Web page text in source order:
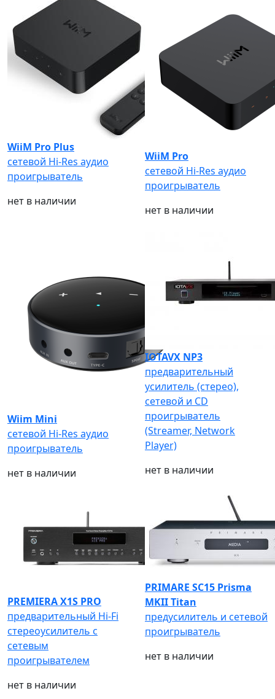
WiiM Pro Plus
сетевой Hi-Res аудио
проигрыватель
нет в наличии
WiiM Pro
сетевой Hi-Res аудио
проигрыватель
нет в наличии
Wiim Mini
сетевой Hi-Res аудио
проигрыватель
нет в наличии
IOTAVX NP3
предварительный
усилитель (стерео),
сетевой и CD
проигрыватель
(Streamer, Network
Player)
нет в наличии
PREMIERA X1S PRO
предварительный Hi-Fi
стереоусилитель с
сетевым
проигрывателем
нет в наличии
PRIMARE SC15 Prisma
MKII Titan
предусилитель и сетевой
проигрыватель
нет в наличии